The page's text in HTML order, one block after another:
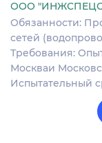
ООО
Обязанности:
сетей
Требования:
Москваи
Испытательный